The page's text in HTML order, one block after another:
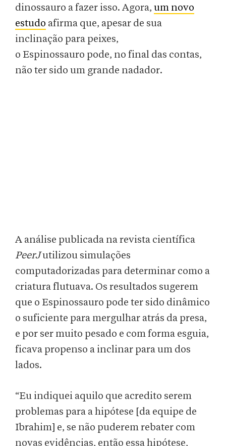
dinossauro a fazer isso. Agora, um novo
estudo afirma que, apesar de sua
inclinação para peixes,
o Espinossauro pode, no final das contas,
não ter sido um grande nadador.
A análise publicada na revista científica
PeerJutilizou simulações
computadorizadas para determinar como a
criatura flutuava. Os resultados sugerem
que o Espinossauro pode ter sido dinâmico
o suficiente para mergulhar atrás da presa,
e por ser muito pesado e com forma esguia,
ficava propenso a inclinar para um dos
lados.
“Eu indiquei aquilo que acredito serem
problemas para a hipótese [da equipe de
Ibrahim] e, se não puderem rebater com
novas evidências, então essa hipótese,